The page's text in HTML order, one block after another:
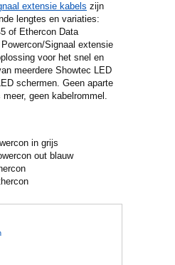
extensie kabels zijn
lengtes en variaties:
of Ethercon Data
Signaal extensie
voor het snel en
meerdere Showtec LED
schermen. Geen aparte
geen kabelrommel.
in grijs
out blauw